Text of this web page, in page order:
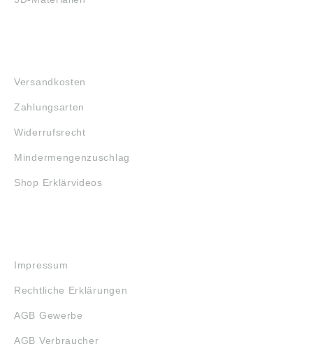
Versandkosten
Zahlungsarten
Widerrufsrecht
Mindermengenzuschlag
Shop Erklärvideos
Impressum
Rechtliche Erklärungen
AGB Gewerbe
AGB Verbraucher